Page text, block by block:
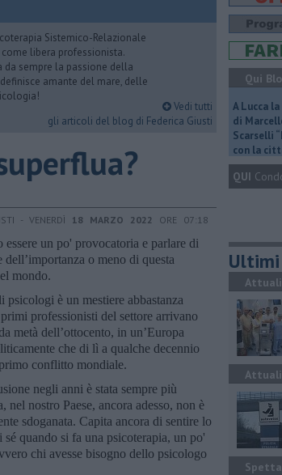
Sistemico-Relazionale
libera professionista.
da sempre la passione della
amante del mare, delle
Vedi tutti
gli articoli del blog di Federica Giusti
- VENERDÌ 18 MARZO 2022 ORE 07:18
un po' provocatoria e parlare di
dell’importanza o meno di questa
mondo.
psicologi è un mestiere abbastanza
professionisti del settore arrivano
metà dell’ottocento, in un’Europa
che di lì a qualche decennio
conflitto mondiale.
negli anni è stata sempre più
nel nostro Paese, ancora adesso, non è
sdoganata. Capita ancora di sentire lo
sé quando si fa una psicoterapia, un po'
chi avesse bisogno dello psicologo
Qui
A Lucca
di
Scarselli
con la
QUI